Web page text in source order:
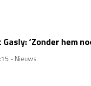
‘Zonder hem
-Nieuws